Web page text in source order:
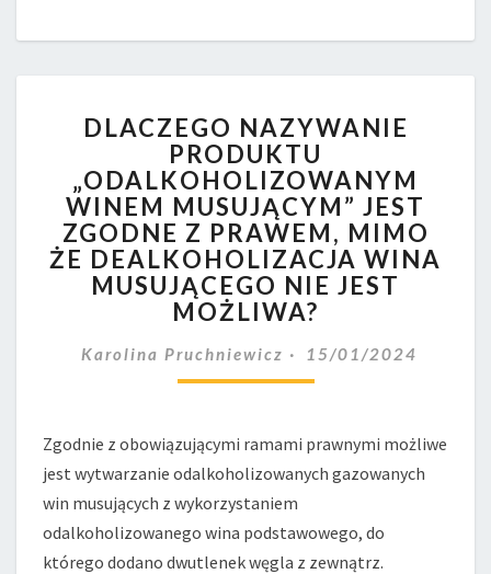
NAZYWANIE
PRODUKTU
„ODALKOHOLIZOWANYM
WINEM
MUSUJĄCYM”
JEST
ZGODNE
Z PRAWEM,
MIMO
ŻE
DEALKOHOLIZACJA
NIE
JEST
MOŻLIWA?
DLACZEGO NAZYWANIE
PRODUKTU
„ODALKOHOLIZOWANYM
WINEM MUSUJĄCYM” JEST
ZGODNE Z PRAWEM, MIMO
ŻE DEALKOHOLIZACJA WINA
MUSUJĄCEGO NIE JEST
MOŻLIWA?
Karolina Pruchniewicz 15/01/2024
Zgodnie z obowiązującymi ramami prawnymi możliwe
jest wytwarzanie odalkoholizowanych gazowanych
win musujących z wykorzystaniem
odalkoholizowanego wina podstawowego, do
którego dodano dwutlenek węgla z zewnątrz.